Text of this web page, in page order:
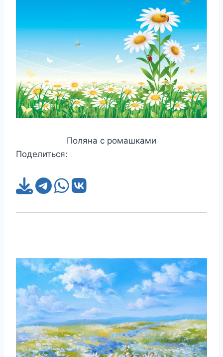
Поляна с ромашками
Поделиться: